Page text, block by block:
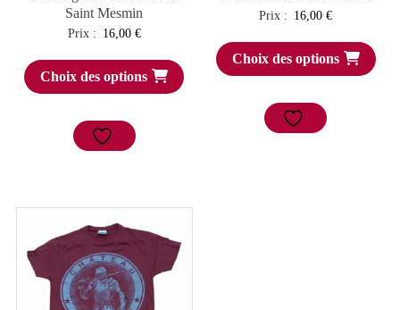
Saint Mesmin
Prix : 16,00 €
Choix des options
Prix : 16,00€
Choix des options